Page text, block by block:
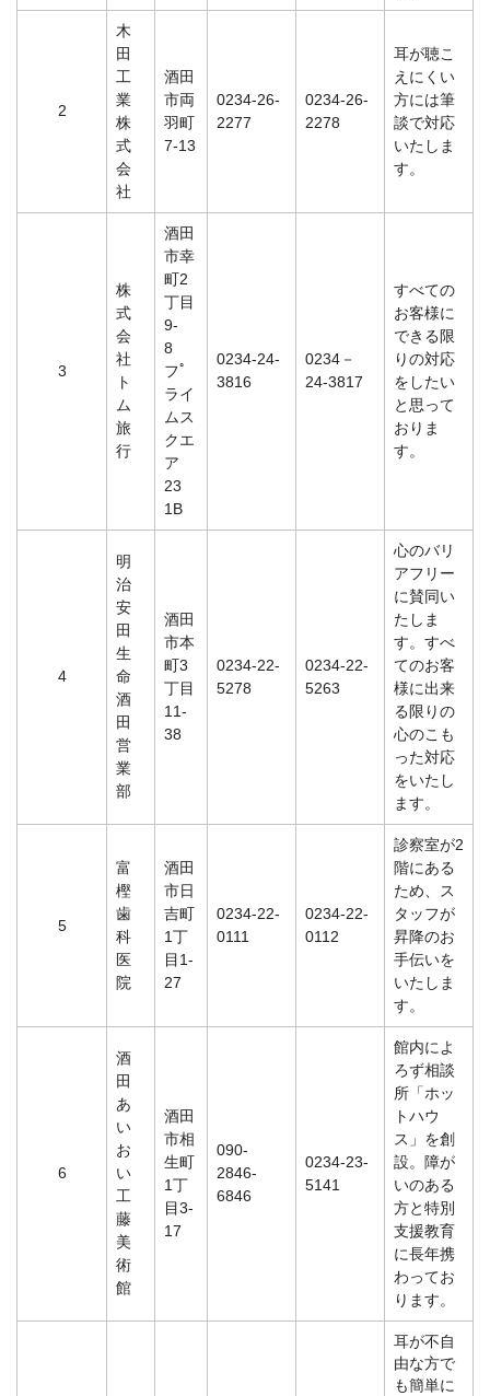
2
木
田
工
業
株
式
会
社
酒田
市両
羽町
7-13
0234-26-
2277
0234-26-
2278
耳が聴こ
えにくい
方には筆
談で対応
いたしま
す。
3
株
式
会
社
ト
ム
旅
行
酒田
市幸
町2
丁目
9-
8
フﾟ
ライ
ムス
クエ
ア
23
1B
0234-24-
3816
0234－
24-3817
すべての
お客様に
できる限
りの対応
をしたい
と思って
おりま
す。
4
明
治
安
田
生
命
酒
田
営
業
部
酒田
市本
町3
丁目
11-
38
0234-22-
5278
0234-22-
5263
心のバリ
アフリー
に賛同い
たしま
す。すべ
てのお客
様に出来
る限りの
心のこも
った対応
をいたし
ます。
5
富
樫
歯
科
医
院
酒田
市日
吉町
1丁
目1-
27
0234-22-
0111
0234-22-
0112
診察室が2
階にある
ため、ス
タッフが
昇降のお
手伝いを
いたしま
す。
6
酒
田
あ
い
お
い
工
藤
美
術
館
酒田
市相
生町
1丁
目3-
17
090-
2846-
6846
0234-23-
5141
館内によ
ろず相談
所「ホッ
トハウ
ス」を創
設。障が
いのある
方と特別
支援教育
に長年携
わってお
ります。
耳が不自
由な方で
も簡単に